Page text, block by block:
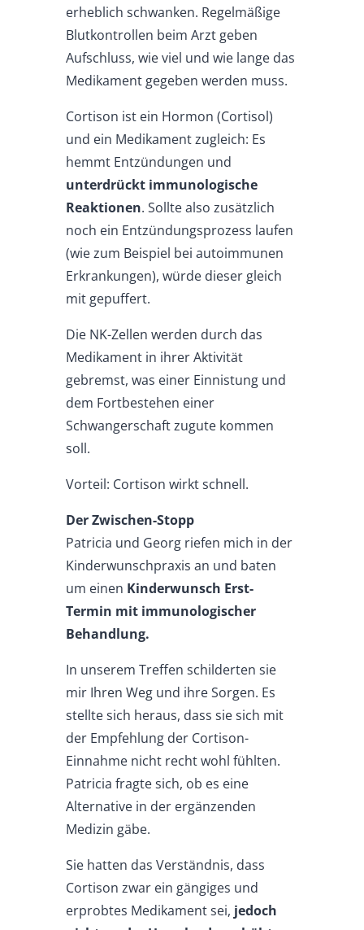
erheblich schwanken. Regelmäßige
Blutkontrollen beim Arzt geben
Aufschluss, wie viel und wie lange das
Medikament gegeben werden muss.
Cortison ist ein Hormon (Cortisol)
und ein Medikament zugleich: Es
hemmt Entzündungen und
unterdrückt immunologische
Reaktionen. Sollte also zusätzlich
noch ein Entzündungsprozess laufen
(wie zum Beispiel bei autoimmunen
Erkrankungen), würde dieser gleich
mit gepuffert.
Die NK-Zellen werden durch das
Medikament in ihrer Aktivität
gebremst, was einer Einnistung und
dem Fortbestehen einer
Schwangerschaft zugute kommen
soll.
Vorteil: Cortison wirkt schnell.
Der Zwischen-Stopp
Patricia und Georg riefen mich in der
Kinderwunschpraxis an und baten
um einen Kinderwunsch Erst-
Termin mit immunologischer
Behandlung.
In unserem Treffen schilderten sie
mir Ihren Weg und ihre Sorgen. Es
stellte sich heraus, dass sie sich mit
der Empfehlung der Cortison-
Einnahme nicht recht wohl fühlten.
Patricia fragte sich, ob es eine
Alternative in der ergänzenden
Medizin gäbe.
Sie hatten das Verständnis, dass
Cortison zwar ein gängiges und
erprobtes Medikament sei, jedoch